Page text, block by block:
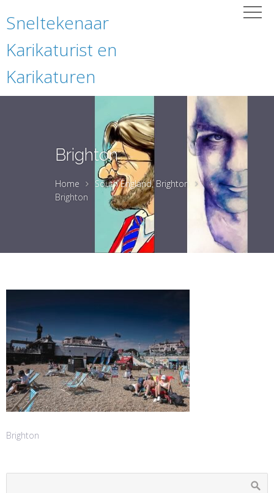
Sneltekenaar
Karikaturist en
Karikaturen
Brighton
Home
South England, Brighton
Brighton
Brighton